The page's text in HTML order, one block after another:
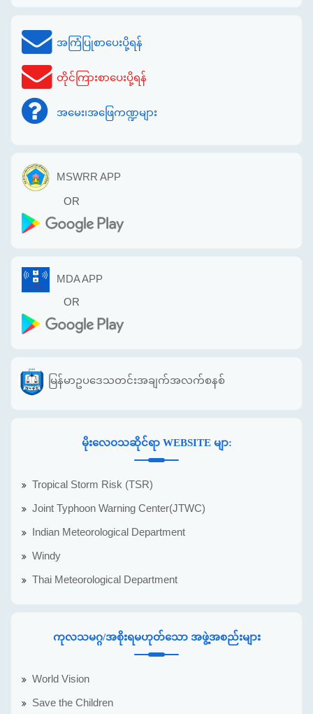
အကြံပြုစာပေးပို့ရန်
တိုင်ကြားစာပေးပို့ရန်
အမေး၊အဖြေကဏ္ဍများ
MSWRR APP
OR
MDA APP
OR
မြန်မာဥပဒေသတင်းအချက်အလက်စနစ်
မိုးလေဝသဆိုင်ရာ WEBSITE မျာ:
Tropical Storm Risk (TSR)
Joint Typhoon Warning Center(JTWC)
Indian Meteorological Department
Windy
Thai Meteorological Department
ကုလသမဂ္ဂ/အစိုးရမဟုတ်သော အဖွဲ့အစည်းများ
World Vision
Save the Children